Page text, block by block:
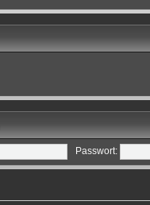
Passwort: